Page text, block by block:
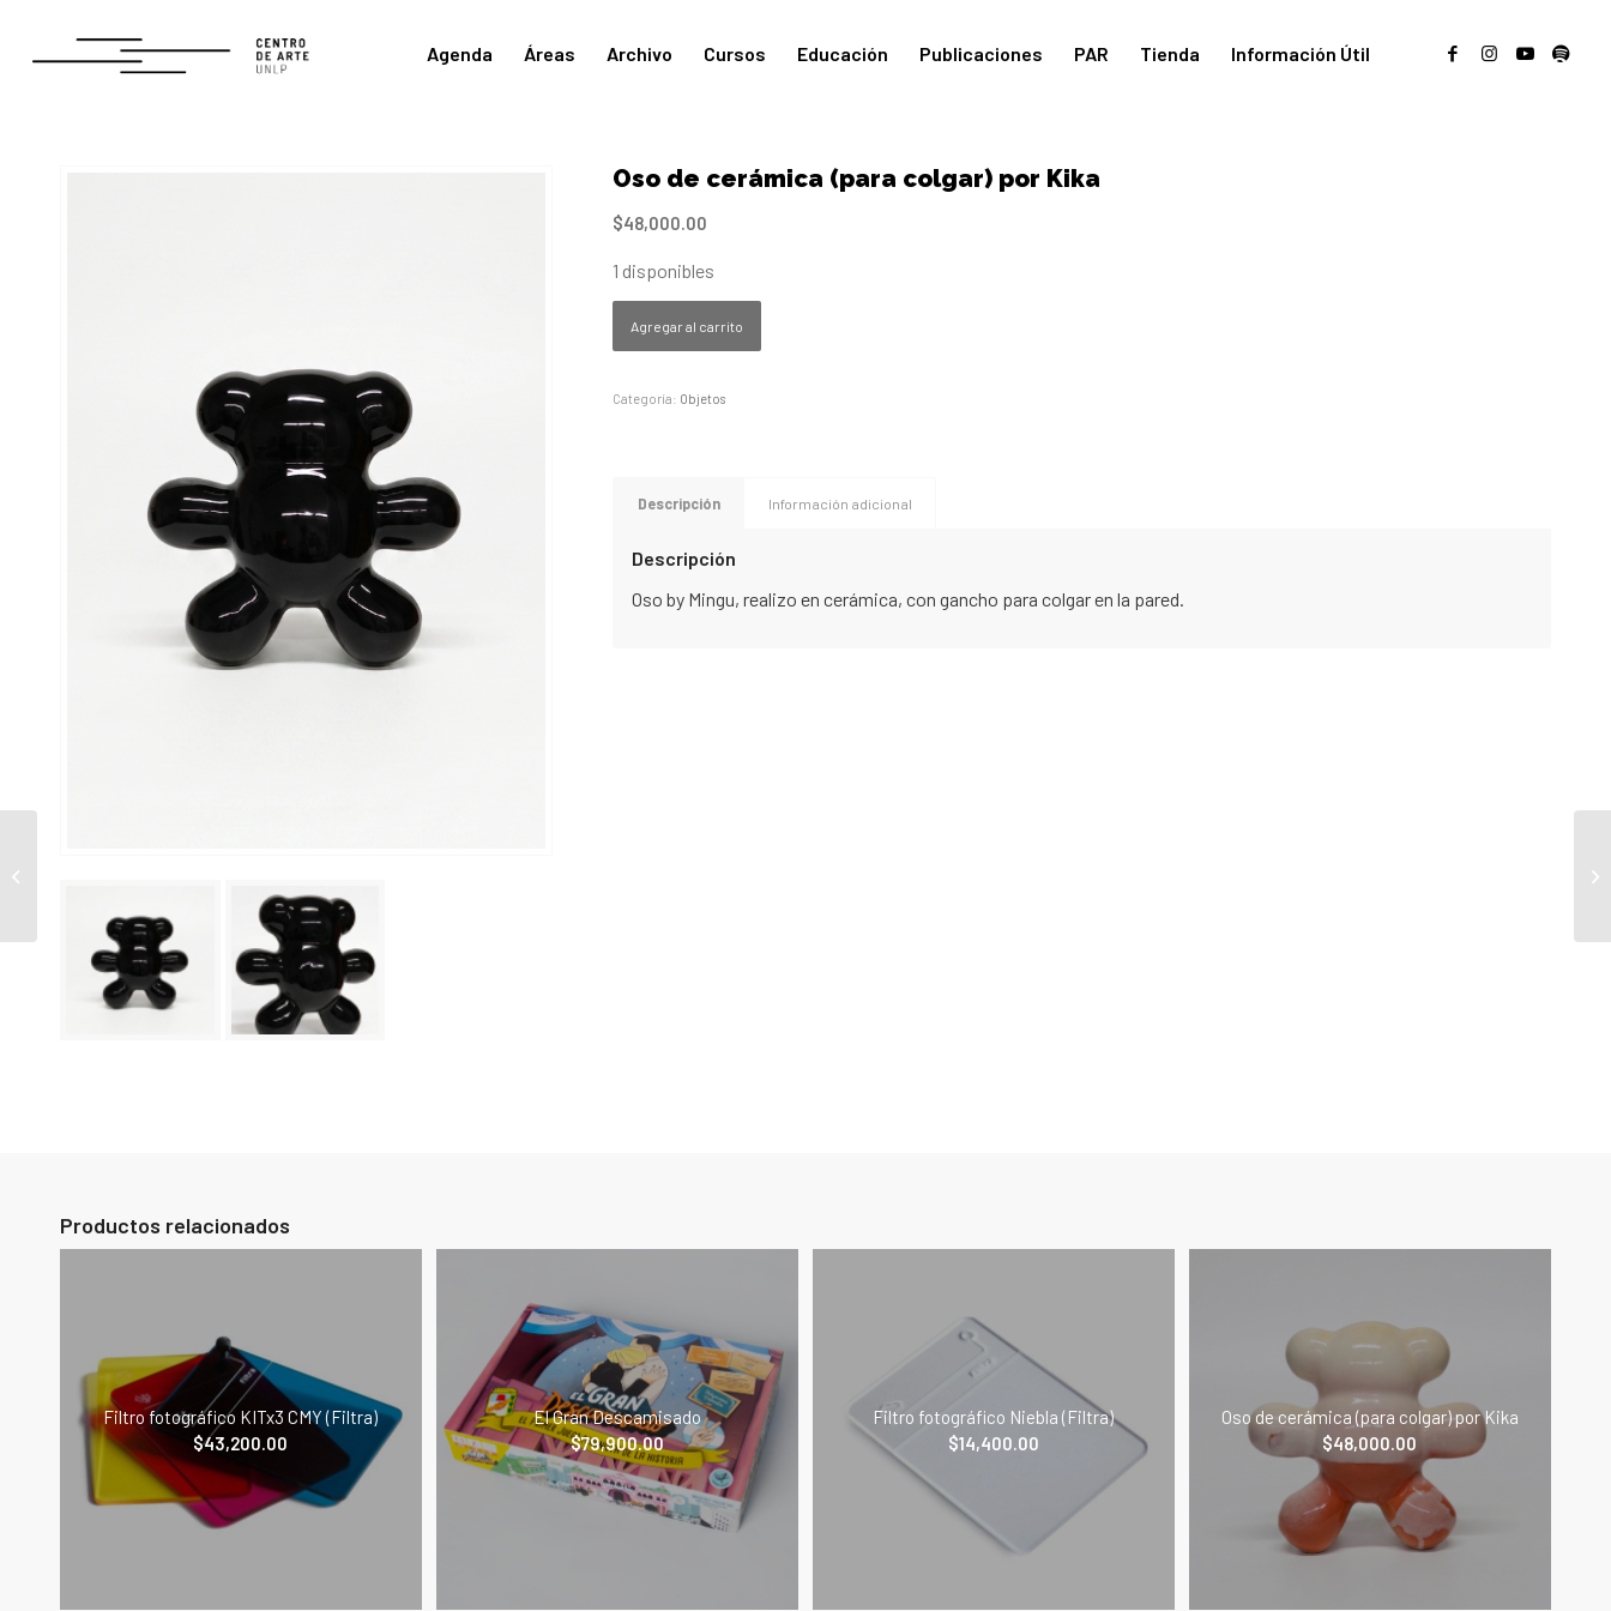
Agenda Áreas Archivo Cursos Educación Publicaciones PAR Tienda Información Útil
Oso de cerámica (para colgar) por Kika
$48,000.00
1 disponibles
Agregar al carrito
Categoría: Objetos
Descripción Información adicional
Descripción
Oso by Mingu, realizo en cerámica, con gancho para colgar en la pared.
Productos relacionados
Filtro fotográfico KITx3 CMY (Filtra)
$43,200.00
El Gran Descamisado
$79,900.00
Filtro fotográfico Niebla (Filtra)
$14,400.00
Oso de cerámica (para colgar) por Kika
$48,000.00